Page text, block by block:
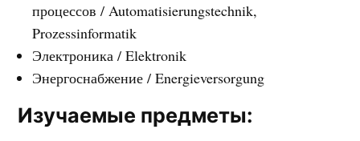
процессов / Automatisierungstechnik,
Prozessinformatik
Электроника / Elektronik
Энергоснабжение / Energieversorgung
Изучаемые предметы: